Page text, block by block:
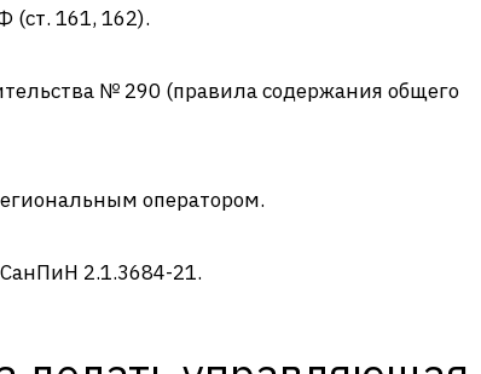
161, 162).
№ 290 (правила содержания общего
оператором.
2.1.3684-21.